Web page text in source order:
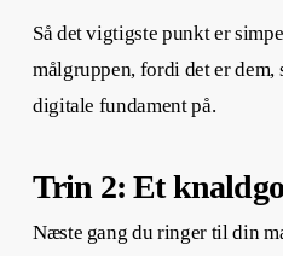
Så det vigtigste punkt er
målgruppen, fordi det er dem,
digitale fundament på.
Trin 2: Et
Næste gang du ringer til din